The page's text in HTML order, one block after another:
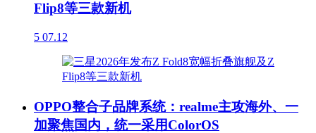
Flip8等三款新机
5 07.12
OPPO整合子品牌系统：realme主攻海外、一
加聚焦国内，统一采用ColorOS